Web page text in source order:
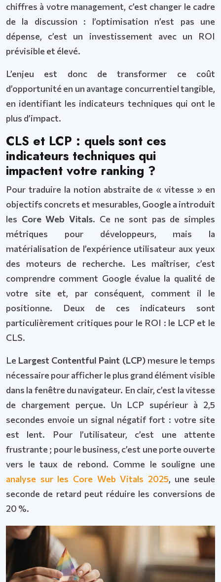
chiffres à votre management, c’est changer le cadre
de la discussion : l’optimisation n’est pas une
dépense, c’est un investissement avec un ROI
prévisible et élevé.
L’enjeu est donc de transformer ce coût
d’opportunité en un avantage concurrentiel tangible,
en identifiant les indicateurs techniques qui ont le
plus d’impact.
CLS et LCP : quels sont ces
indicateurs techniques qui
impactent votre ranking ?
Pour traduire la notion abstraite de « vitesse » en
objectifs concrets et mesurables, Google a introduit
les Core Web Vitals. Ce ne sont pas de simples
métriques pour développeurs, mais la
matérialisation de l’expérience utilisateur aux yeux
des moteurs de recherche. Les maîtriser, c’est
comprendre comment Google évalue la qualité de
votre site et, par conséquent, comment il le
positionne. Deux de ces indicateurs sont
particulièrement critiques pour le ROI : le LCP et le
CLS.
Le Largest Contentful Paint (LCP)mesure le temps
nécessaire pour afficher le plus grand élément visible
dans la fenêtre du navigateur. En clair, c’est la vitesse
de chargement perçue. Un LCP supérieur à 2,5
secondes envoie un signal négatif fort : votre site
est lent. Pour l’utilisateur, c’est une attente
frustrante ; pour le business, c’est une porte ouverte
vers le taux de rebond. Comme le souligne une
analyse sur les Core Web Vitals 2025, une seule
seconde de retard peut réduire les conversions de
20 %.